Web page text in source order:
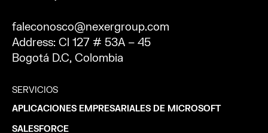
faleconosco@nexergroup.com
Address: Cl 127 # 53A – 45
Bogotá D.C, Colombia
SERVICIOS
APLICACIONES EMPRESARIALES DE MICROSOFT
SALESFORCE